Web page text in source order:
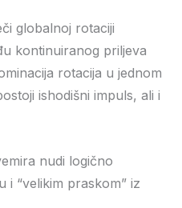
globalnoj rotaciji
kontinuiranog priljeva
rotacija u jednom
ishodišni impuls, ali i
nudi logično
i “velikim praskom” iz